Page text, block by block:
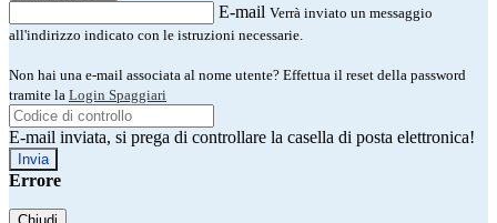
E-mail Verrà inviato un messaggio
all'indirizzo indicato con le istruzioni necessarie.
Non hai una e-mail associata al nome utente? Effettua il reset della password
tramite la Login Spaggiari
E-mail inviata, si prega di controllare la casella di posta elettronica!
Errore